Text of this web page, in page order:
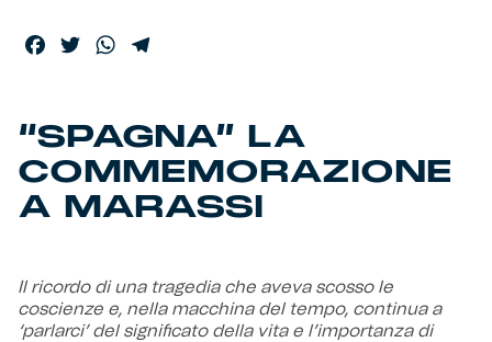
Fortissimo batte il mio cuor
Facebook
TwitterWhatsApp
“SPAGNA” LA
COMMEMORAZIONE
A MARASSI
Il ricordo di una tragedia che aveva scosso le
coscienze e, nella macchina del tempo, continua a
‘parlarci’ del significato della vita e l’importanza di